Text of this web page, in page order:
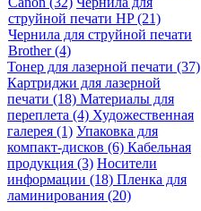
струйной печати HP (21)
Чернила для струйной печати
Brother (4)
Тонер для лазерной печати (37)
Картриджи для лазерной
печати (18) Материалы для
переплета (4) Художественная
галерея (1) Упаковка для
компакт-дисков (6) Кабельная
продукция (3) Носители
информации (18) Пленка для
ламинирования (20)